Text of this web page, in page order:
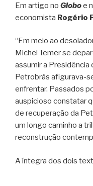
Em artigo no Globoe
economista Rogério
“Em meio ao
Michel Temer se
assumir a Presidência
Petrobrás afigurava-
enfrentar. Passados
auspicioso constatar
de recuperação da
um longo caminho a
reconstrução
A íntegra dos dois